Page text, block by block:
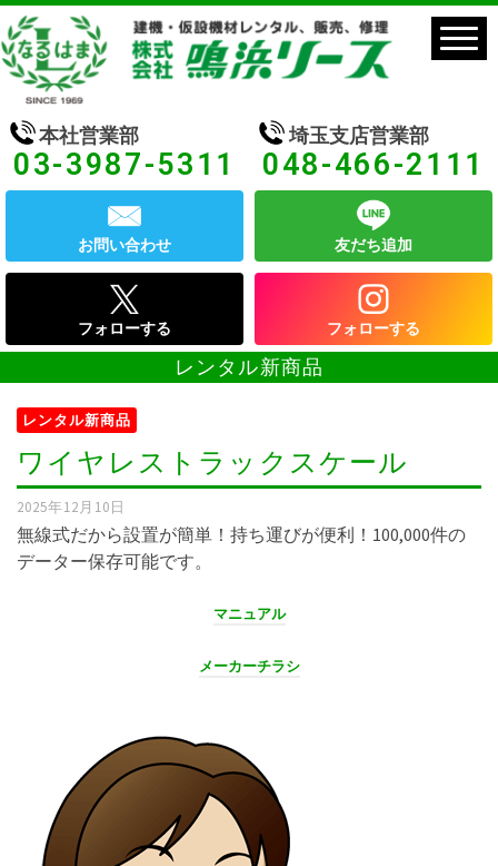
本社営業部
03-3987-5311
埼玉支店営業部
048-466-2111
お問い合わせ 友だち追加
フォローする フォローする
レンタル新商品
レンタル新商品
ワイヤレストラックスケール
2025年12月10日
無線式だから設置が簡単！持ち運びが便利！100,000件の
データー保存可能です。
マニュアル
メーカーチラシ